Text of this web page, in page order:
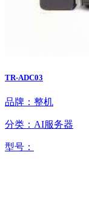
TR-ADC03
品牌：整机
分类：AI服务器
型号：